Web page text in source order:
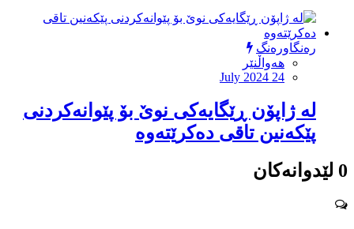
رەنگاورەنگ
هەواڵنێر
July 2024 24
لە ژاپۆن ڕێگایەکی نوێ بۆ پێوانەکردنی
پێکەنین تاقی دەکرێتەوە
0 لێدوانەکان